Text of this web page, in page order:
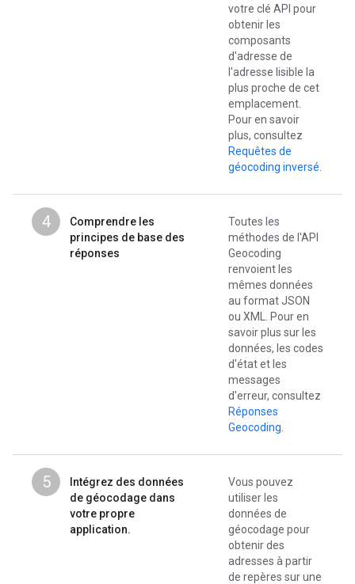
votre clé API pour
obtenir les
composants
d'adresse de
l'adresse lisible la
plus proche de cet
emplacement.
Pour en savoir
plus, consultez
Requêtes de
géocoding inversé
4
Comprendre les
principes de base des
réponses
Toutes les
méthodes de l'API
Geocoding
renvoient les
mêmes données
au format JSON
ou XML. Pour en
savoir plus sur les
données, les codes
d'état et les
messages
d'erreur, consultez
Réponses
Geocoding
5
Intégrez des données
de géocodage dans
votre propre
application.
Vous pouvez
utiliser les
données de
géocodage pour
obtenir des
adresses à partir
de repères sur une